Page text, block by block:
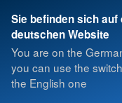
Sie befinden sich auf
deutschen Website
You are on the
you can use the
the English one